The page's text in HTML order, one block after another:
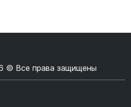
© Все права защищены